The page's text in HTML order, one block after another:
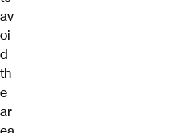
av
oi
d
th
e
ar